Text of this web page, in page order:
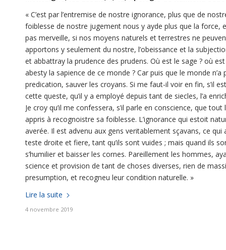
« C’est par l’entremise de nostre ignorance, plus que de
foiblesse de nostre jugement nous y ayde plus que la force,
pas merveille, si nos moyens naturels et terrestres ne
apportons y seulement du nostre, l’obeissance et la
et abbattray la prudence des prudens. Où est le sage ? où
abesty la sapience de ce monde ? Car puis que le monde
predication, sauver les croyans. Si me faut-il voir en fin, s’il
cette queste, qu’il y a employé depuis tant de siecles, l’a
Je croy qu’il me confessera, s’il parle en conscience, que tout
appris à recognoistre sa foiblesse. L’ignorance qui estoit
averée. Il est advenu aux gens veritablement sçavans, ce
teste droite et fiere, tant qu’ils sont vuides ; mais quand ils
s’humilier et baisser les cornes. Pareillement les hommes,
science et provision de tant de choses diverses, rien de
presumption, et recogneu leur condition naturelle. »
Lire la suite
4 novembre 2019